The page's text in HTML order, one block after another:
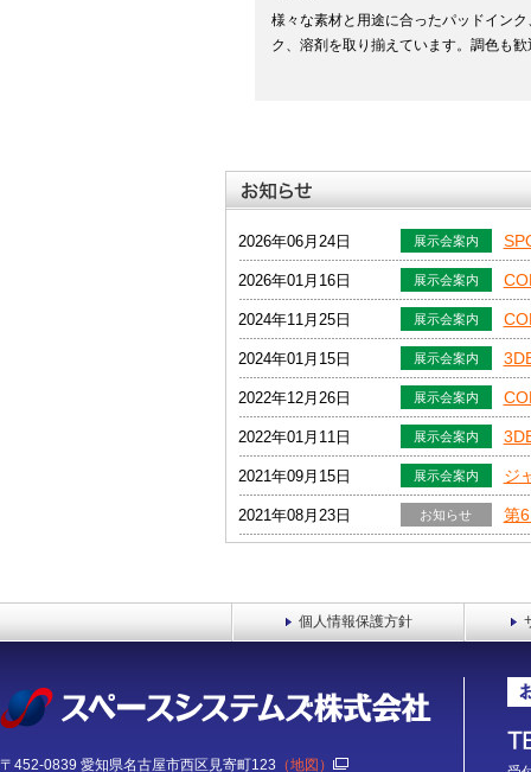
様々な素材と用途に合ったパッドイン
ク、溶剤を取り揃えています。調色も歓
2026年06月24日 展示会案内
2026年01月16日 展示会案内
2024年11月25日 展示会案内
2024年01月15日 展示会案内
2022年12月26日 展示会案内
2022年01月11日 展示会案内
2021年09月15日 展示会案内 ジ
2021年08月23日 お知らせ 第
個人情報保護方針
〒452-0839 愛知県名古屋市西区見寄町123 （地図）